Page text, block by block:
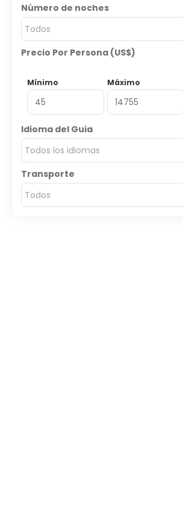
Número de noches
Todos
Precio Por Persona (US$)
Mínimo Máximo
Idioma del Guia
Todos los idiomas
Transporte
Todos